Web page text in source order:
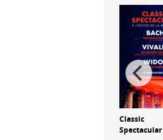
Classic
Spectacular